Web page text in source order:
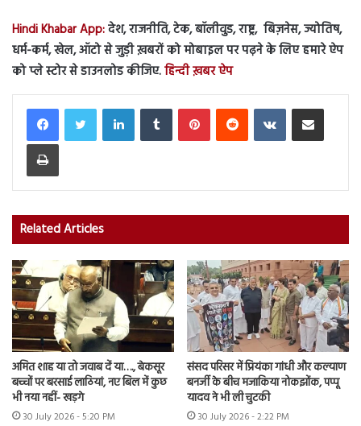
Hindi Khabar App:देश, राजनीति, टेक, बॉलीवुड, राष्ट्र, बिज़नेस, ज्योतिष,
धर्म-कर्म, खेल, ऑटो से जुड़ी ख़बरों को मोबाइल पर पढ़ने के लिए हमारे ऐप
को प्ले स्टोर से डाउनलोड कीजिए.हिन्दी ख़बर ऐप
LinkedInTumblr PinterestReddit VKontakteShare via Email
Print
Related Articles
अमित शाह या तो जवाब दें या…., बेकसूर
बच्चों पर बरसाई लाठियां, नए बिल में कुछ
भी नया नहीं- खड़गे
30 July 2026 - 5:20 PM
संसद परिसर में प्रियंका गांधी और कल्याण
बनर्जी के बीच मजाकिया नोकझोंक, पप्पू
यादव ने भी ली चुटकी
30 July 2026 - 2:22 PM